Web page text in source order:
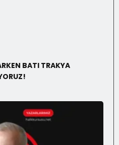
BATI TRAKYA